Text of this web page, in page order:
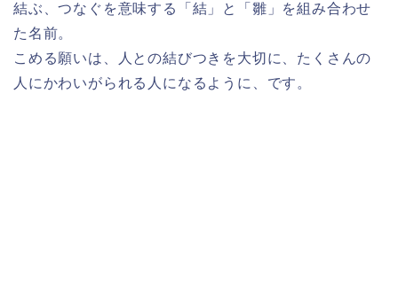
結ぶ、つなぐを意味する「結」と「雛」を組み合わせ
た名前。
こめる願いは、人との結びつきを大切に、たくさんの
人にかわいがられる人になるように、です。